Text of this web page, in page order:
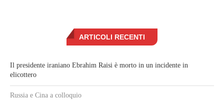
ARTICOLI RECENTI
Il presidente iraniano Ebrahim Raisi è morto in un incidente in
elicottero
Russia e Cina a colloquio